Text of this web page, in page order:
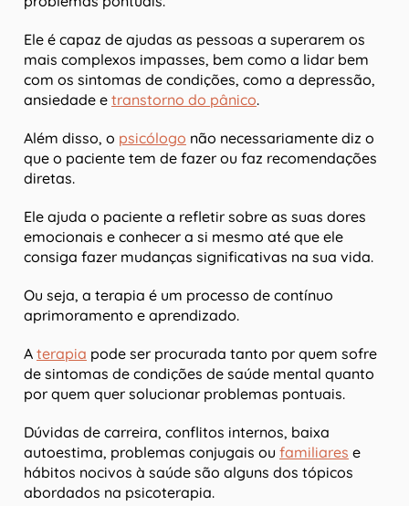
Ele é capaz de ajudas as pessoas a superarem os
mais complexos impasses, bem como a lidar bem
com os sintomas de condições, como a depressão,
ansiedade e transtorno do pânico.
Além disso, o psicólogo não necessariamente diz o
que o paciente tem de fazer ou faz recomendações
diretas.
Ele ajuda o paciente a refletir sobre as suas dores
emocionais e conhecer a si mesmo até que ele
consiga fazer mudanças significativas na sua vida.
Ou seja, a terapia é um processo de contínuo
aprimoramento e aprendizado.
A terapia pode ser procurada tanto por quem sofre
de sintomas de condições de saúde mental quanto
por quem quer solucionar problemas pontuais.
Dúvidas de carreira, conflitos internos, baixa
autoestima, problemas conjugais ou familiares e
hábitos nocivos à saúde são alguns dos tópicos
abordados na psicoterapia.